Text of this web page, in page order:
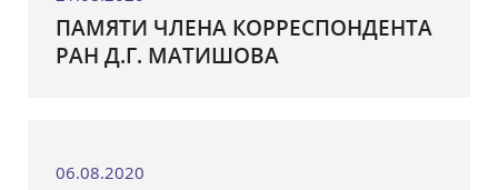
ПАМЯТИ ЧЛЕНА КОРРЕСПОНДЕНТА
РАН Д.Г. МАТИШОВА
06.08.2020